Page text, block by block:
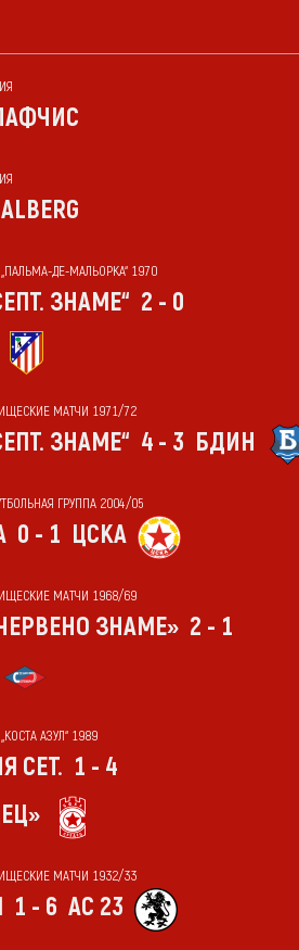
ДЕ-МАЛЬОРКА“ 1970
ЗНАМЕ“ 2 - 0
МАТЧИ 1971/72
ЗНАМЕ“ 4 - 3 БДИН
ГРУППА 2004/05
0 - 1 ЦСКА
МАТЧИ 1968/69
ЗНАМЕ» 2 - 1
АЗУЛ“ 1989
СЕТ. 1 - 4
МАТЧИ 1932/33
1 - 6 АС 23